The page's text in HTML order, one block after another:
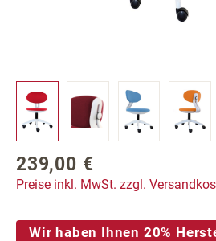
Regulärer Preis:
239,00 €
Preise inkl. MwSt. zzgl.
Wir haben Ihnen 20%